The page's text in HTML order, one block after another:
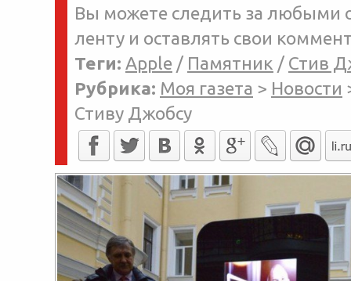
Вы можете следить за любыми
ленту и оставлять свои
Теги: Apple / Памятник / Стив
Рубрика: Моя газета > Новости
Стиву Джобсу